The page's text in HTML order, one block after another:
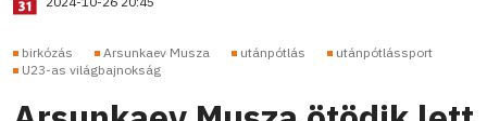
birkózás Arsunkaev Musza utánpótlás
utánpótlássport
U23-as világbajnokság